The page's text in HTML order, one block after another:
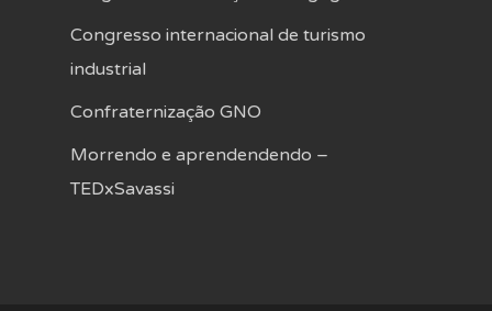
Congresso internacional de turismo
industrial
Confraternização GNO
Morrendo e aprendendendo –
TEDxSavassi